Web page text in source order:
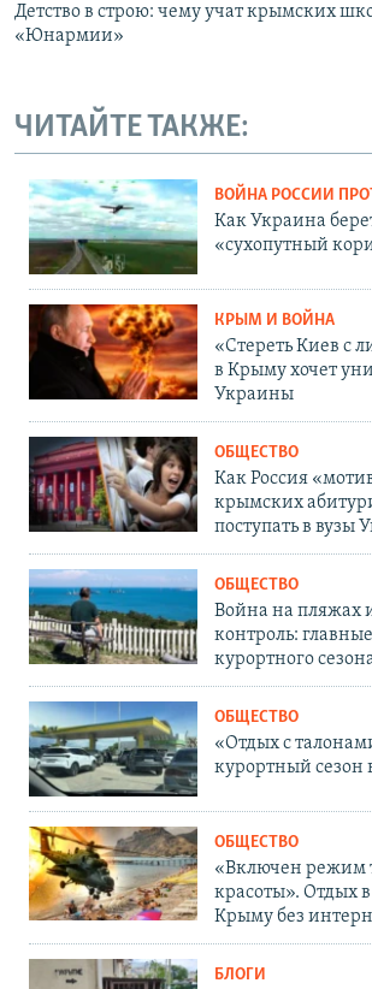
Детство в строю: чему учат крымских
«Юнармии»
ЧИТАЙТЕ ТАКЖЕ:
ВОЙНА РОССИИ
Как Украина
«сухопутный
КРЫМ И ВОЙНА
«Стереть Киев с
в Крыму хочет
Украины
ОБЩЕСТВО
Как Россия
крымских
поступать в вузы
ОБЩЕСТВО
Война на пляжах
контроль:
курортного
ОБЩЕСТВО
«Отдых с
курортный сезон
ОБЩЕСТВО
«Включен
красоты». Отдых
Крыму без
БЛОГИ